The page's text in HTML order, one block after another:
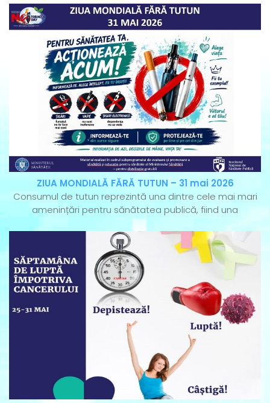
ZIUA MONDIALĂ FĂRĂ TUTUN – 31 mai 2026
Consumul de tutun reprezintă una dintre cele mai mari
amenințări pentru sănătatea publică, fiind una